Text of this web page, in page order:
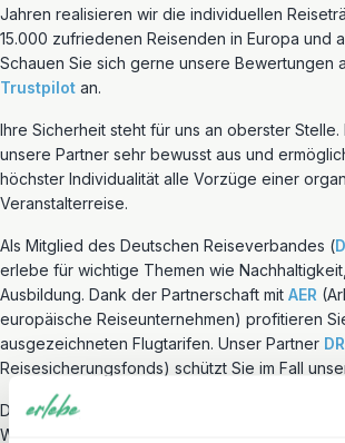
Jahren realisieren wir die individuellen
15.000 zufriedenen Reisenden in Europa und
Schauen Sie sich gerne unsere Bewertungen
Trustpilot an.
Ihre Sicherheit steht für uns an oberster
unsere Partner sehr bewusst aus und
höchster Individualität alle Vorzüge einer
Veranstalterreise.
Als Mitglied des Deutschen Reiseverbandes (
erlebe für wichtige Themen wie
Ausbildung. Dank der Partnerschaft mit AER
europäische Reiseunternehmen) profitieren
ausgezeichneten Flugtarifen. Unser Partner
Reisesicherungsfonds) schützt Sie im Fall
Darüber hinaus möchten wir mit unseren
Wirkung erzielen – für Reisende selbst sowie